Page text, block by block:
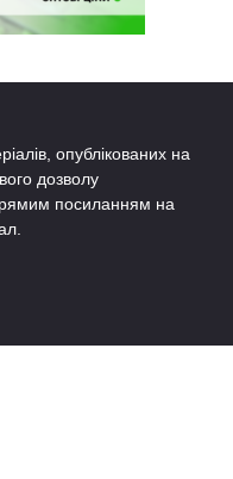
опублікованих на
дозволу
посиланням на